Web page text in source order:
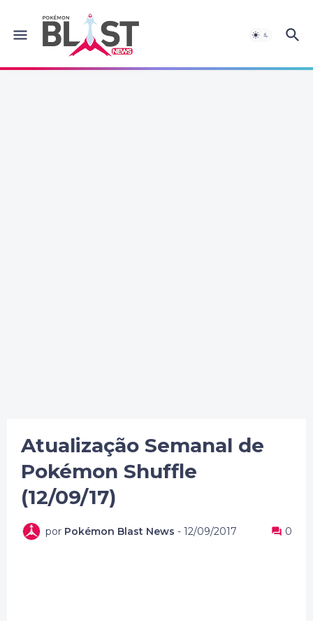
Atualização Semanal de
Pokémon Shuffle
(12/09/17)
por Pokémon Blast News - 12/09/2017 0